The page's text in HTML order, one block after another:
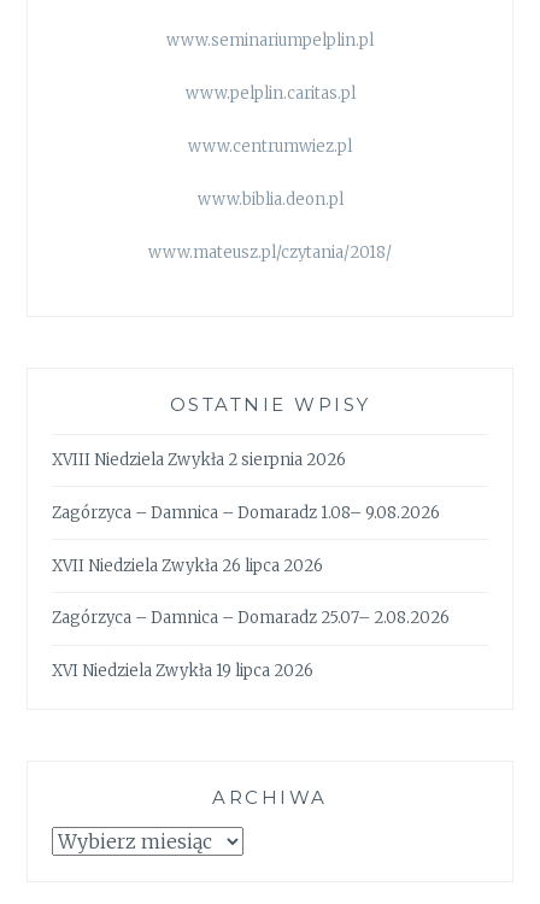
www.seminariumpelplin.pl
www.pelplin.caritas.pl
www.centrumwiez.pl
www.biblia.deon.pl
www.mateusz.pl/czytania/2018/
OSTATNIE WPISY
XVIII Niedziela Zwykła 2 sierpnia 2026
Zagórzyca – Damnica – Domaradz 1.08– 9.08.2026
XVII Niedziela Zwykła 26 lipca 2026
Zagórzyca – Damnica – Domaradz 25.07– 2.08.2026
XVI Niedziela Zwykła 19 lipca 2026
ARCHIWA
Archiwa